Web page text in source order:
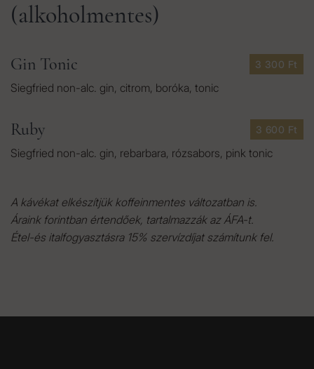
(alkoholmentes)
3 300 Ft
Gin Tonic
Siegfried non-alc. gin, citrom, boróka, tonic
3 600 Ft
Ruby
Siegfried non-alc. gin, rebarbara, rózsabors, pink tonic
A kávékat elkészítjük koffeinmentes változatban is.
Áraink forintban értendőek, tartalmazzák az ÁFA-t.
Étel-és italfogyasztásra 15% szervízdíjat számítunk fel.